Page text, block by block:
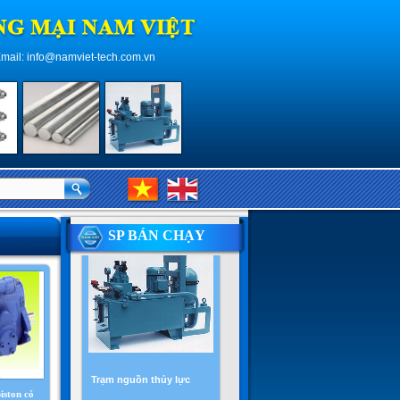
info@namviet-tech.com.vn
có
SP BÁN CHẠY
Bơm thủy lực cánh gạt có
lưu lượng cố định
Trạm nguồn thủy lực
Chi tiết| Mua